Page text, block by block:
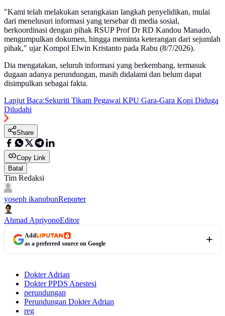
"Kami telah melakukan serangkaian langkah penyelidikan, mulai
dari menelusuri informasi yang tersebar di media sosial,
berkoordinasi dengan pihak RSUP Prof Dr RD Kandou Manado,
mengumpulkan dokumen, hingga meminta keterangan dari sejumlah
pihak," ujar Kompol Elwin Kristanto pada Rabu (8/7/2026).
Dia mengatakan, seluruh informasi yang berkembang, termasuk
dugaan adanya perundungan, masih didalami dan belum dapat
disimpulkan sebagai fakta.
Lanjut Baca:Sekuriti Tikam Pegawai KPU Gara-Gara Kopi Diduga
Diludahi
Share
Copy Link
Batal
Tim Redaksi
yoseph ikanubunReporter
Ahmad ApriyonoEditor
Add
as a preferred source on Google
Dokter Adrian
Dokter PPDS Anestesi
perundungan
Perundungan Dokter Adrian
reg